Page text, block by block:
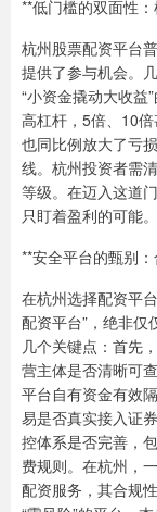
**低门槛的双面性
杭州股票配资平台
提供了参与机会。
“小资金撬动大收益
高杠杆，5倍、10
也同比例放大了亏
线。杭州投资者需
等级。在迈入这道
只盯着盈利的可能。
**安全平台的甄别
在杭州选择配资平
配资平台”，绝非仅
几个关键点：首先
营主体是否清晰可
平台自有资金有效
易是否真实接入证
控体系是否完善，
费规则。在杭州，
配资服务，其合规